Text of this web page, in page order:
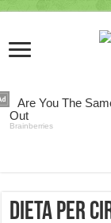
Dieta per